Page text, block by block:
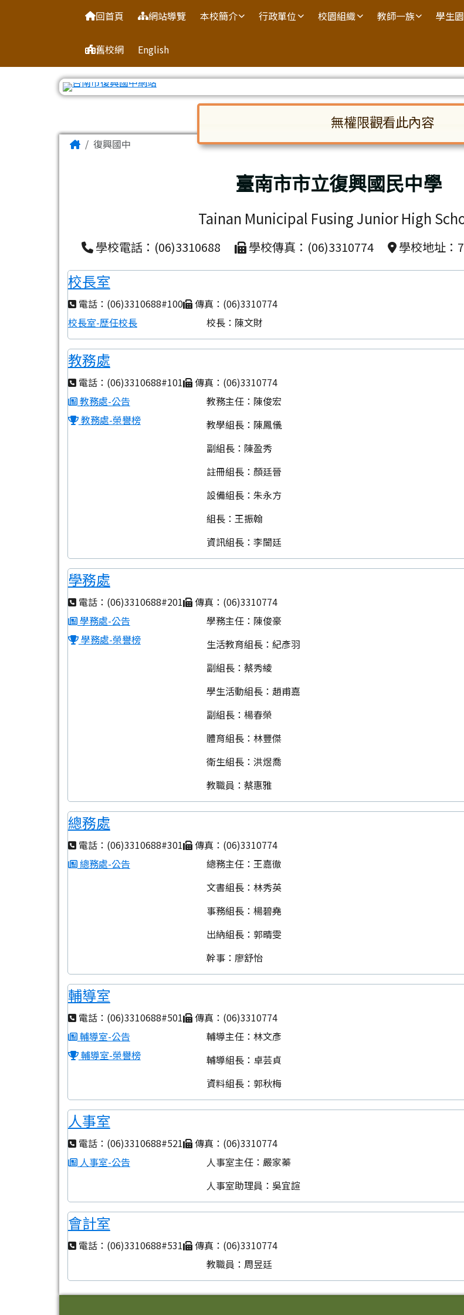
臺南市復興國中網站
回首頁 網站導覽 本校簡介 行政單位 校園組織 教師一族 學生
舊校網 English
主內容區域
Home復興國中
臺南市市立復興國民中學
Tainan Municipal Fusing Junior High
學校電話：(06)3310688 學校傳真：(06)3310774 學校地址：
校長室
電話：(06)3310688#100
傳真：(06)3310774
校長室-歷任校長
校長：陳文財
教務處
電話：(06)3310688#101
傳真：(06)3310774
教務處-公告
教務處-榮譽榜
教務主任：陳俊宏
教學組長：陳鳳儀
副組長：陳盈秀
註冊組長：顏廷晉
設備組長：朱永方
組長：王振翰
資訊組長：李闓廷
學務處
電話：(06)3310688#201
傳真：(06)3310774
學務處-公告
學務處-榮譽榜
學務主任：陳俊豪
生活教育組長：紀彥羽
副組長：蔡秀綾
學生活動組長：趙甫嘉
副組長：楊春榮
體育組長：林豐傑
衛生組長：洪煜喬
教職員：蔡惠雅
總務處
電話：(06)3310688#301
傳真：(06)3310774
總務處-公告
總務主任：王嘉徹
文書組長：林秀英
事務組長：楊碧堯
出納組長：郭晴雯
幹事：廖舒怡
輔導室
電話：(06)3310688#501
傳真：(06)3310774
輔導室-公告
輔導室-榮譽榜
輔導主任：林文彥
輔導組長：卓芸貞
資料組長：郭秋梅
人事室
電話：(06)3310688#521
傳真：(06)3310774
人事室-公告
人事室主任：嚴家蓁
人事室助理員：吳宜諠
會計室
電話：(06)3310688#531
傳真：(06)3310774
教職員：周昱廷
頁尾區域
無權限觀看此內容
對話框已開啟。請使用 Tab 鍵在選項間移動